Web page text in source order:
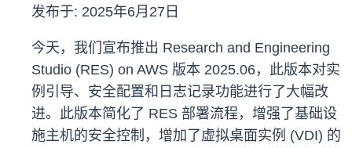
发布于: 2025年6月27日
今天，我们宣布推出 Research and Engineering
Studio (RES) on AWS 版本 2025.06，此版本对实
例引导、安全配置和日志记录功能进行了大幅改
进。此版本简化了 RES 部署流程，增强了基础设
施主机的安全控制，增加了虚拟桌面实例 (VDI) 的